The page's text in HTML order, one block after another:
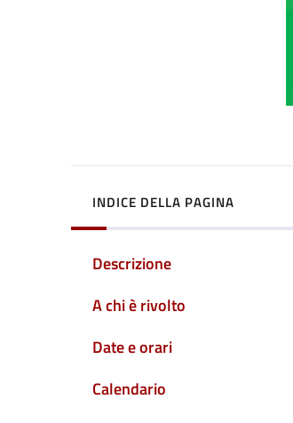
INDICE DELLA PAGINA
Descrizione
A chi è rivolto
Date e orari
Calendario